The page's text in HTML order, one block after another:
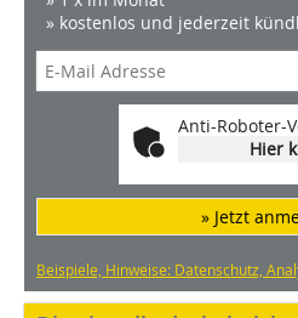
» kostenlos und jederzeit
Anti-Roboter-
Hier
» Jetzt
Beispiele, Hinweise: Datenschutz,